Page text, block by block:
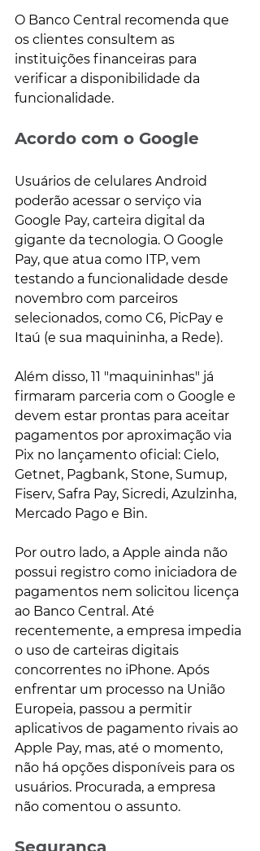
O Banco Central recomenda que
os clientes consultem as
instituições financeiras para
verificar a disponibilidade da
funcionalidade.
Acordo com o Google
Usuários de celulares Android
poderão acessar o serviço via
Google Pay, carteira digital da
gigante da tecnologia. O Google
Pay, que atua como ITP, vem
testando a funcionalidade desde
novembro com parceiros
selecionados, como C6, PicPay e
Itaú (e sua maquininha, a Rede).
Além disso, 11 "maquininhas" já
firmaram parceria com o Google e
devem estar prontas para aceitar
pagamentos por aproximação via
Pix no lançamento oficial: Cielo,
Getnet, Pagbank, Stone, Sumup,
Fiserv, Safra Pay, Sicredi, Azulzinha,
Mercado Pago e Bin.
Por outro lado, a Apple ainda não
possui registro como iniciadora de
pagamentos nem solicitou licença
ao Banco Central. Até
recentemente, a empresa impedia
o uso de carteiras digitais
concorrentes no iPhone. Após
enfrentar um processo na União
Europeia, passou a permitir
aplicativos de pagamento rivais ao
Apple Pay, mas, até o momento,
não há opções disponíveis para os
usuários. Procurada, a empresa
não comentou o assunto.
Segurança